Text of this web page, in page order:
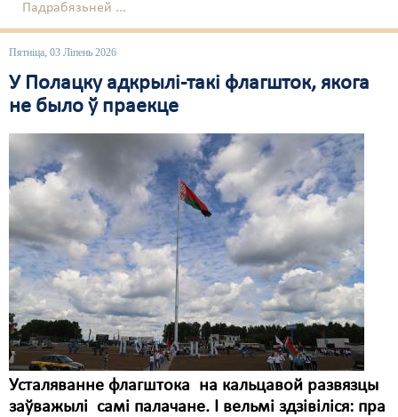
Падрабязьней ...
Пятніца, 03 Ліпень 2026
У Полацку адкрылі-такі флагшток, якога
не было ў праекце
Усталяванне флагштока на кальцавой развязцы
заўважылі самі палачане. І вельмі здзівіліся: пра